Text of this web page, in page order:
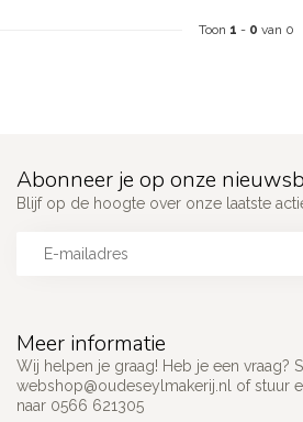
Toon 1 - 0 van 0
Meer informatie
Wij helpen je graag! Heb je een vraag?
webshop@oudeseylmakerij.nl
of stuur
naar 0566 621305
Abonneer je op onze
Blijf op de hoogte over onze laatste